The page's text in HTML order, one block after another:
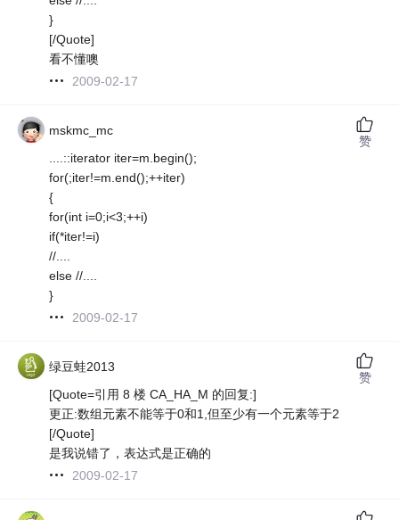
}
[/Quote]
看不懂噢
2009-02-17
mskmc_mc
....::iterator iter=m.begin();
for(;iter!=m.end();++iter)
{
for(int i=0;i<3;++i)
if(*iter!=i)
//....
else //....
}
2009-02-17
赞
绿豆蛙2013
[Quote=引用 8 楼 CA_HA_M 的回复:]
更正:数组元素不能等于0和1,但至少有一个元素等于2
[/Quote]
是我说错了，表达式是正确的
2009-02-17
赞